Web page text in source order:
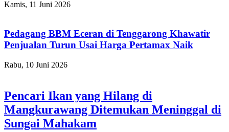
Kamis, 11 Juni 2026
Pedagang BBM Eceran di Tenggarong Khawatir
Penjualan Turun Usai Harga Pertamax Naik
Rabu, 10 Juni 2026
Pencari Ikan yang Hilang di
Mangkurawang Ditemukan Meninggal di
Sungai Mahakam